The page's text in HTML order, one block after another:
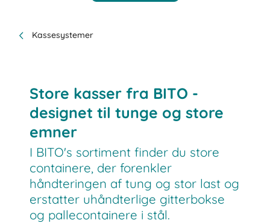
Kassesystemer
Store kasser fra BITO -
designet til tunge og store
emner
I BITO's sortiment finder du store
containere, der forenkler
håndteringen af tung og stor last og
erstatter uhåndterlige gitterbokse
og pallecontainere i stål.